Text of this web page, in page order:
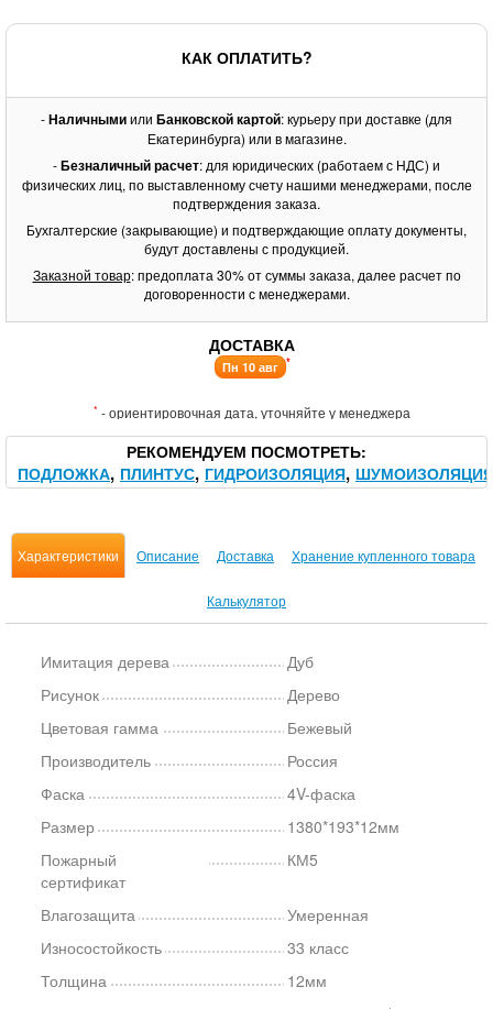
КАК ОПЛАТИТЬ?
-Наличнымиили Банковской картой: курьеру при доставке (для
Екатеринбурга) или в магазине.
-Безналичный расчет: для юридических (работаем с НДС) и
физических лиц, по выставленному счету нашими менеджерами, после
подтверждения заказа.
Бухгалтерские (закрывающие) и подтверждающие оплату документы,
будут доставлены с продукцией.
Заказной товар: предоплата 30% от суммы заказа, далее расчет по
договоренности с менеджерами.
ДОСТАВКА
Пн 10 авг *
* - ориентировочная дата, уточняйте у менеджера
РЕКОМЕНДУЕМ ПОСМОТРЕТЬ
ПОДЛОЖКА ПЛИНТУС ГИДРОИЗОЛЯЦИЯ ШУМОИЗОЛЯЦИЯ
Характеристики Описание Доставка Хранение купленного товара
Калькулятор
Имитация дерева
Дуб
Рисунок
Дерево
Цветовая гамма
Бежевый
Производитель
Россия
Фаска
4V-фаска
Размер
1380*193*12мм
Пожарный
сертификат
КМ5
Влагозащита
Умеренная
Износостойкость
33 класс
Толщина
12мм